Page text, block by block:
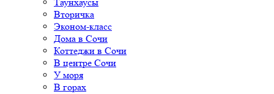
Вторичка
Эконом-класс
Дома в Сочи
Коттеджи в Сочи
В центре Сочи
У моря
В горах